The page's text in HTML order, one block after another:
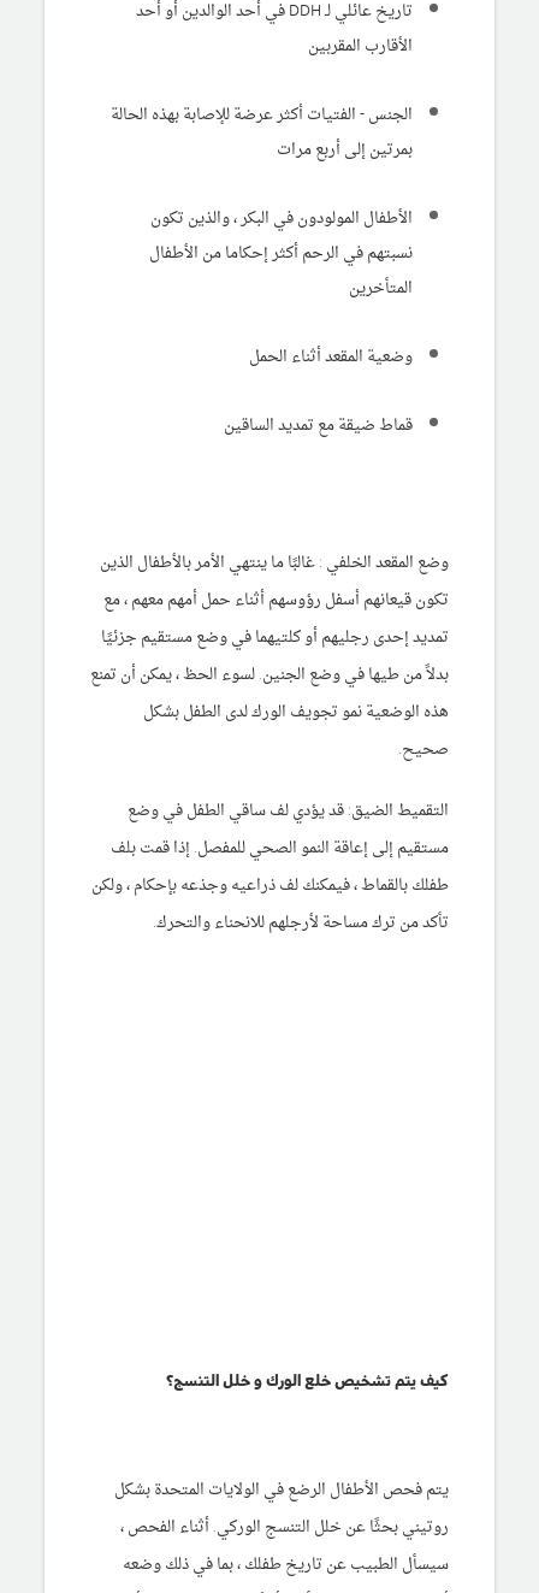
تاريخ عائلي لـ DDH في أحد الوالدين أو أحد
الأقارب المقربين
الجنس - الفتيات أكثر عرضة للإصابة بهذه الحالة
بمرتين إلى أربع مرات
الأطفال المولودون في البكر ، والذين تكون
نسبتهم في الرحم أكثر إحكاما من الأطفال
المتأخرين
وضعية المقعد أثناء الحمل
قماط ضيقة مع تمديد الساقين
وضع المقعد الخلفي : غالبًا ما ينتهي الأمر بالأطفال الذين
تكون قيعانهم أسفل رؤوسهم أثناء حمل أمهم معهم ، مع
تمديد إحدى رجليهم أو كلتيهما في وضع مستقيم جزئيًا
بدلاً من طيها في وضع الجنين. لسوء الحظ ، يمكن أن تمنع
هذه الوضعية نمو تجويف الورك لدى الطفل بشكل
صحيح.
التقميط الضيق: قد يؤدي لف ساقي الطفل في وضع
مستقيم إلى إعاقة النمو الصحي للمفصل. إذا قمت بلف
طفلك بالقماط ، فيمكنك لف ذراعيه وجذعه بإحكام ، ولكن
تأكد من ترك مساحة لأرجلهم للانحناء والتحرك.
كيف يتم تشخيص خلع الورك و خلل التنسج؟
يتم فحص الأطفال الرضع في الولايات المتحدة بشكل
روتيني بحثًا عن خلل التنسج الوركي. أثناء الفحص ،
سيسأل الطبيب عن تاريخ طفلك ، بما في ذلك وضعه